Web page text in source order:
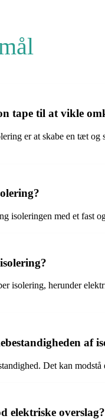
tape til at vikle
er at skabe en tæt
isoleringen med et fast
isolering, herunder
af
Det kan
elektriske overslag?